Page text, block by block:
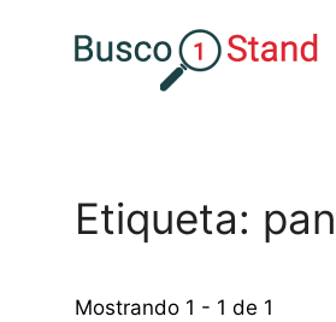
Etiqueta:
Mostrando 1 - 1 de 1